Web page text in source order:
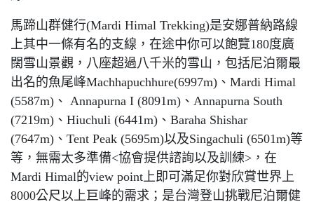
馬蹄山群健行(Mardi Himal Trekking)是安娜普納路線
上其中一條有名的支線，在途中你可以飽覽180度廣
闊雪山景觀，八座超過八千米的雪山，包括尼泊爾最
出名的魚尾峰Machhapuchhure(6997m)、Mardi Himal
(5587m)、 Annapurna I (8091m)、Annapurna South
(7219m)、Hiuchuli (6441m)、Baraha Shishar
(7647m)、Tent Peak (5695m)以及Singachuli (6501m)等
等，無需太多準備<協會提供諮詢以及訓練>，在
Mardi Himal的view point上即可滿足你對欣賞世界上
8000公尺以上巨峰的需求；是台灣登山挑戰尼泊爾健